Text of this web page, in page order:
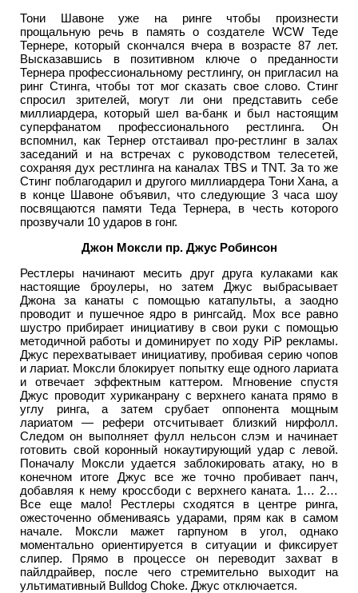
Тони Шавоне уже на ринге чтобы произнести
прощальную речь в память о создателе WCW Теде
Тернере, который скончался вчера в возрасте 87 лет.
Высказавшись в позитивном ключе о преданности
Тернера профессиональному рестлингу, он пригласил на
ринг Стинга, чтобы тот мог сказать свое слово. Стинг
спросил зрителей, могут ли они представить себе
миллиардера, который шел ва-банк и был настоящим
суперфанатом профессионального рестлинга. Он
вспомнил, как Тернер отстаивал про-рестлинг в залах
заседаний и на встречах с руководством телесетей,
сохраняя дух рестлинга на каналах TBS и TNT. За то же
Стинг поблагодарил и другого миллиардера Тони Хана, а
в конце Шавоне объявил, что следующие 3 часа шоу
посвящаются памяти Теда Тернера, в честь которого
прозвучали 10 ударов в гонг.
Джон Моксли пр. Джус Робинсон
Рестлеры начинают месить друг друга кулаками как
настоящие броулеры, но затем Джус выбрасывает
Джона за канаты с помощью катапульты, а заодно
проводит и пушечное ядро в рингсайд. Мох все равно
шустро прибирает инициативу в свои руки с помощью
методичной работы и доминирует по ходу PiP рекламы.
Джус перехватывает инициативу, пробивая серию чопов
и лариат. Моксли блокирует попытку еще одного лариата
и отвечает эффектным каттером. Мгновение спустя
Джус проводит хуриканрану с верхнего каната прямо в
углу ринга, а затем срубает оппонента мощным
лариатом — рефери отсчитывает близкий нирфолл.
Следом он выполняет фулл нельсон слэм и начинает
готовить свой коронный нокаутирующий удар с левой.
Поначалу Моксли удается заблокировать атаку, но в
конечном итоге Джус все же точно пробивает панч,
добавляя к нему кроссбоди с верхнего каната. 1… 2…
Все еще мало! Рестлеры сходятся в центре ринга,
ожесточенно обмениваясь ударами, прям как в самом
начале. Моксли мажет гарпуном в угол, однако
моментально ориентируется в ситуации и фиксирует
слипер. Прямо в процессе он переводит захват в
пайлдрайвер, после чего стремительно выходит на
ультимативный Bulldog Choke. Джус отключается.